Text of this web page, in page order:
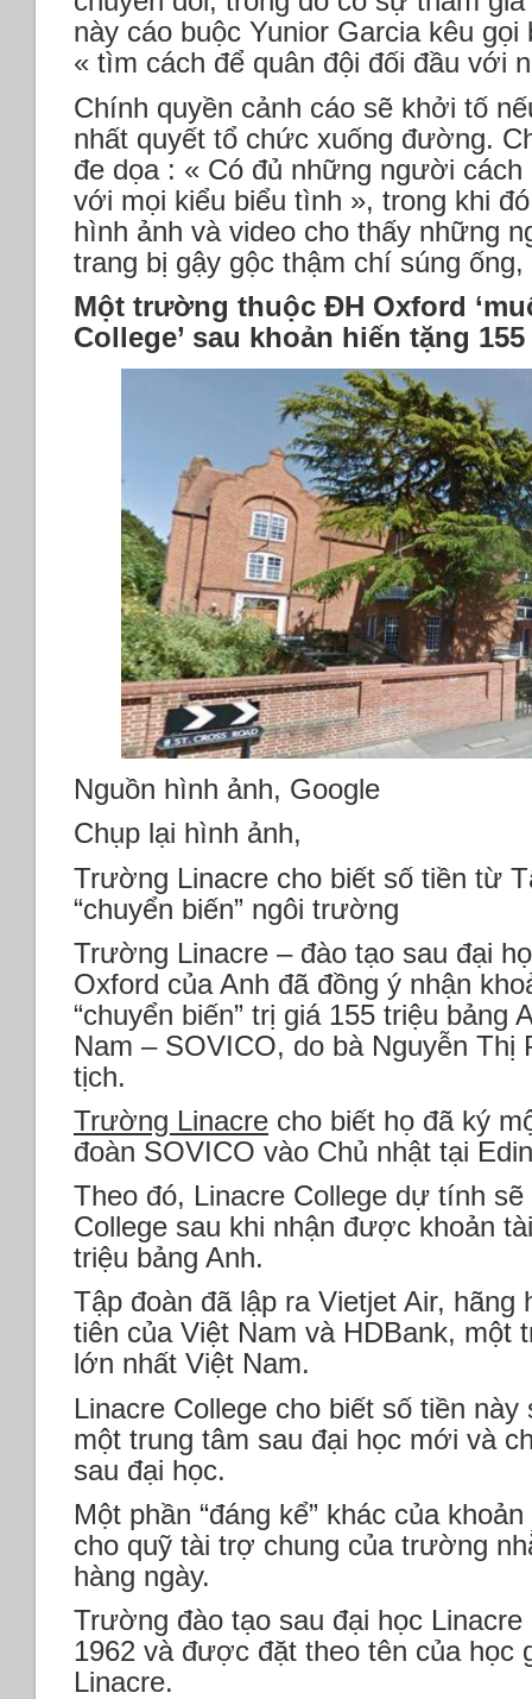
này cáo buộc Yunior Garcia kêu
« tìm cách để quân đội đối đầu với
Chính quyền cảnh cáo sẽ khởi tố
nhất quyết tổ chức xuống đường.
đe dọa : « Có đủ những người
với mọi kiểu biểu tình », trong khi
hình ảnh và video cho thấy những
trang bị gậy gộc thậm chí súng
Một trường thuộc ĐH Oxford
College’ sau khoản hiến tặng
Nguồn hình ảnh, Google
Chụp lại hình ảnh,
Trường Linacre cho biết số tiền từ
“chuyển biến” ngôi trường
Trường Linacre – đào tạo sau đại
Oxford của Anh đã đồng ý nhận
“chuyển biến” trị giá 155 triệu bảng
Nam – SOVICO, do bà Nguyễn Thị
tịch.
Trường Linacre cho biết họ đã ký
đoàn SOVICO vào Chủ nhật tại
Theo đó, Linacre College dự tính
College sau khi nhận được khoản
triệu bảng Anh.
Tập đoàn đã lập ra Vietjet Air, hãng
tiên của Việt Nam và HDBank, một
lớn nhất Việt Nam.
Linacre College cho biết số tiền
một trung tâm sau đại học mới và
sau đại học.
Một phần “đáng kể” khác của
cho quỹ tài trợ chung của trường
hàng ngày.
Trường đào tạo sau đại học
1962 và được đặt theo tên của học
Linacre.